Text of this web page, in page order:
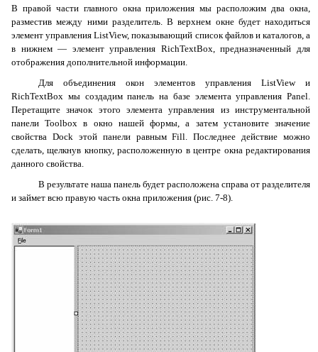
В правой части главного окна приложения мы расположим два окна,
разместив между ними разделитель. В верхнем окне будет находиться
элемент управленияListView, показывающий список файлов и каталогов, а
в нижнем — элемент управления RichTextBox, предназначенный для
отображения дополнительной информации.
Для объединения окон элементов управления ListViewи
RichTextBox мы создадим панель на базе элемента управления Panel.
Перетащите значок этого элемента управления из инструментальной
панелиToolbox в окно нашей формы, а затем установите значение
свойства Dockэтой панели равнымFill. Последнее действие можно
сделать, щелкнув кнопку, расположенную в центре окна редактирования
данного свойства.
В результате наша панель будет расположена справа от разделителя
и займет всю правую часть окна приложения (рис. 7-8).